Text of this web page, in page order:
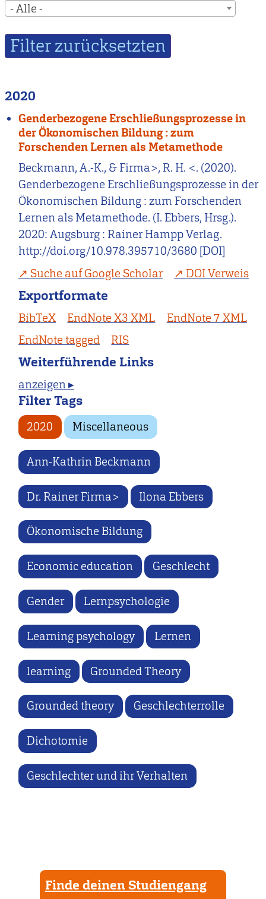
- Alle -
2020
Genderbezogene Erschließungsprozesse in
der Ökonomischen Bildung : zum
Forschenden Lernen als Metamethode
Beckmann, A.-K., & Firma>, R. H. <. (2020).
Genderbezogene Erschließungsprozesse in der
Ökonomischen Bildung : zum Forschenden
Lernen als Metamethode. (I. Ebbers, Hrsg.).
2020: Augsburg : Rainer Hampp Verlag.
http://doi.org/10.978.395710/3680 [DOI]
Suche auf Google Scholar
DOI Verweis
Exportformate
BibTeX EndNote X3 XML
EndNote 7 XML
EndNote tagged
RIS
Weiterführende Links
anzeigen ▸
Filter Tags
2020 Miscellaneous
Ann-Kathrin Beckmann
Dr. Rainer Firma> Ilona Ebbers
Ökonomische Bildung
Economic education Geschlecht
Gender Lernpsychologie
Learning psychology Lernen
learning Grounded Theory
Grounded theory Geschlechterrolle
Dichotomie
Geschlechter und ihr Verhalten
Finde deinen Studiengang